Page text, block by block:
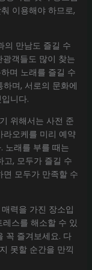
이용해야 하므로,
의 만남도 즐길 수
객들도 많이 찾는
며 노래를 즐길 수
며, 서로의 문화에
니다.
위해서는 사전 준
라오케를 미리 예약
노래를 부를 때는
고, 모두가 즐길 수
모두가 만족할 수
력을 가진 장소입
스를 해소할 수 있
꼭 즐겨보세요. 다
못할 순간을 만끽